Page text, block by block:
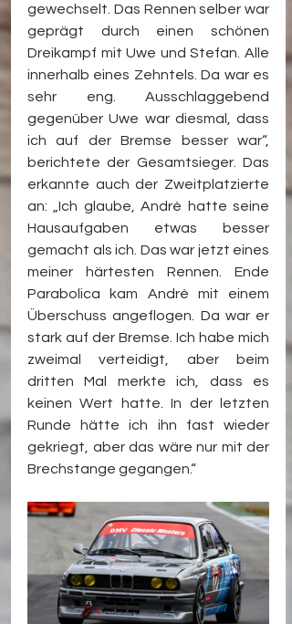
gewechselt. Das Rennen selber war
geprägt durch einen schönen
Dreikampf mit Uwe und Stefan. Alle
innerhalb eines Zehntels. Da war es
sehr eng. Ausschlaggebend
gegenüber Uwe war diesmal, dass
ich auf der Bremse besser war“,
berichtete der Gesamtsieger. Das
erkannte auch der Zweitplatzierte
an: „Ich glaube, André hatte seine
Hausaufgaben etwas besser
gemacht als ich. Das war jetzt eines
meiner härtesten Rennen. Ende
Parabolica kam André mit einem
Überschuss angeflogen. Da war er
stark auf der Bremse. Ich habe mich
zweimal verteidigt, aber beim
dritten Mal merkte ich, dass es
keinen Wert hatte. In der letzten
Runde hätte ich ihn fast wieder
gekriegt, aber das wäre nur mit der
Brechstange gegangen.“